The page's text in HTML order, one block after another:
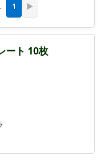
1 ▶
ート 10枚